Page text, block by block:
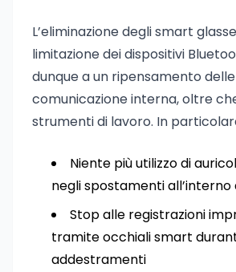
L’eliminazione degli smart
limitazione dei dispositivi
dunque a un ripensamento
comunicazione interna, oltre
strumenti di lavoro. In
Niente più utilizzo di
negli spostamenti all’interno
Stop alle registrazioni
tramite occhiali smart
addestramenti